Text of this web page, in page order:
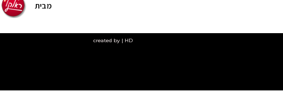
מבית
created by | HD